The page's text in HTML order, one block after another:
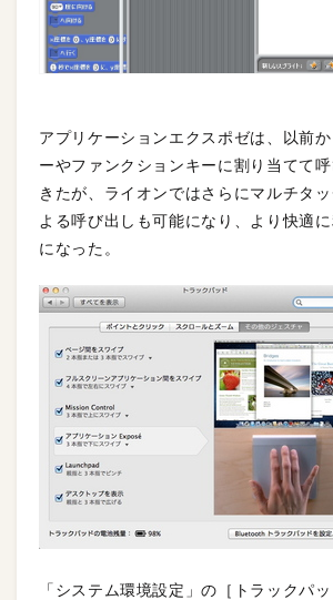
アプリケーションエクスポゼは、以前
ーやファンクションキーに割り当てて
きたが、ライオンではさらにマルチタ
よる呼び出しも可能になり、より快適
になった。
「システム環境設定」の［トラックパ